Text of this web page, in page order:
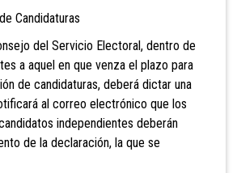
Candidaturas
del Servicio Electoral, dentro de
a aquel en que venza el plazo para
de candidaturas, deberá dictar una
al correo electrónico que los
independientes deberán
de la declaración, la que se